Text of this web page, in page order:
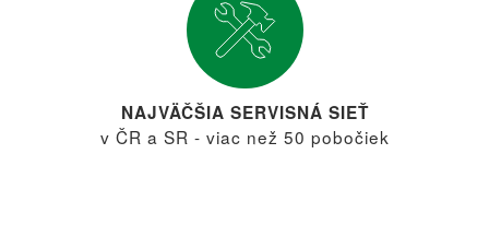
NAJVÄČŠIA SERVISNÁ SIEŤ
v ČR a SR - viac než 50 pobočiek